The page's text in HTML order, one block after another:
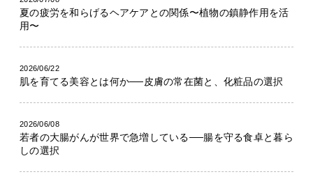
夏の疲労を和らげるヘアケアとの関係〜植物の鎮静作用を活
用〜
2026/06/22
肌を育てる美容とは何か──皮膚の常在菌と、化粧品の選択
2026/06/08
若者の大腸がんが世界で急増している──腸を守る食卓と暮ら
しの選択